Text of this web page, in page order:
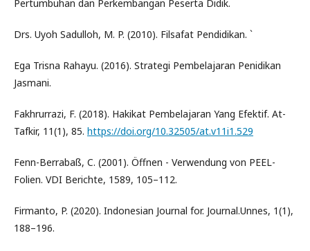
Pertumbuhan dan Perkembangan Peserta Didik.
Drs. Uyoh Sadulloh, M. P. (2010). Filsafat Pendidikan. `
Ega Trisna Rahayu. (2016). Strategi Pembelajaran Penidikan
Jasmani.
Fakhrurrazi, F. (2018). Hakikat Pembelajaran Yang Efektif. At-
Tafkir, 11(1), 85. https://doi.org/10.32505/at.v11i1.529
Fenn-Berrabaß, C. (2001). Öffnen - Verwendung von PEEL-
Folien. VDI Berichte, 1589, 105–112.
Firmanto, P. (2020). Indonesian Journal for. Journal.Unnes, 1(1),
188–196.